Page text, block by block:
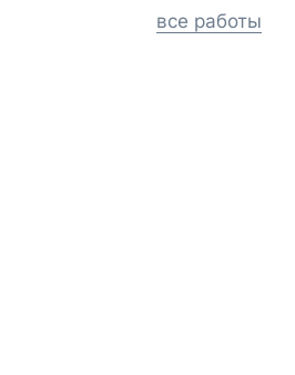
все работы